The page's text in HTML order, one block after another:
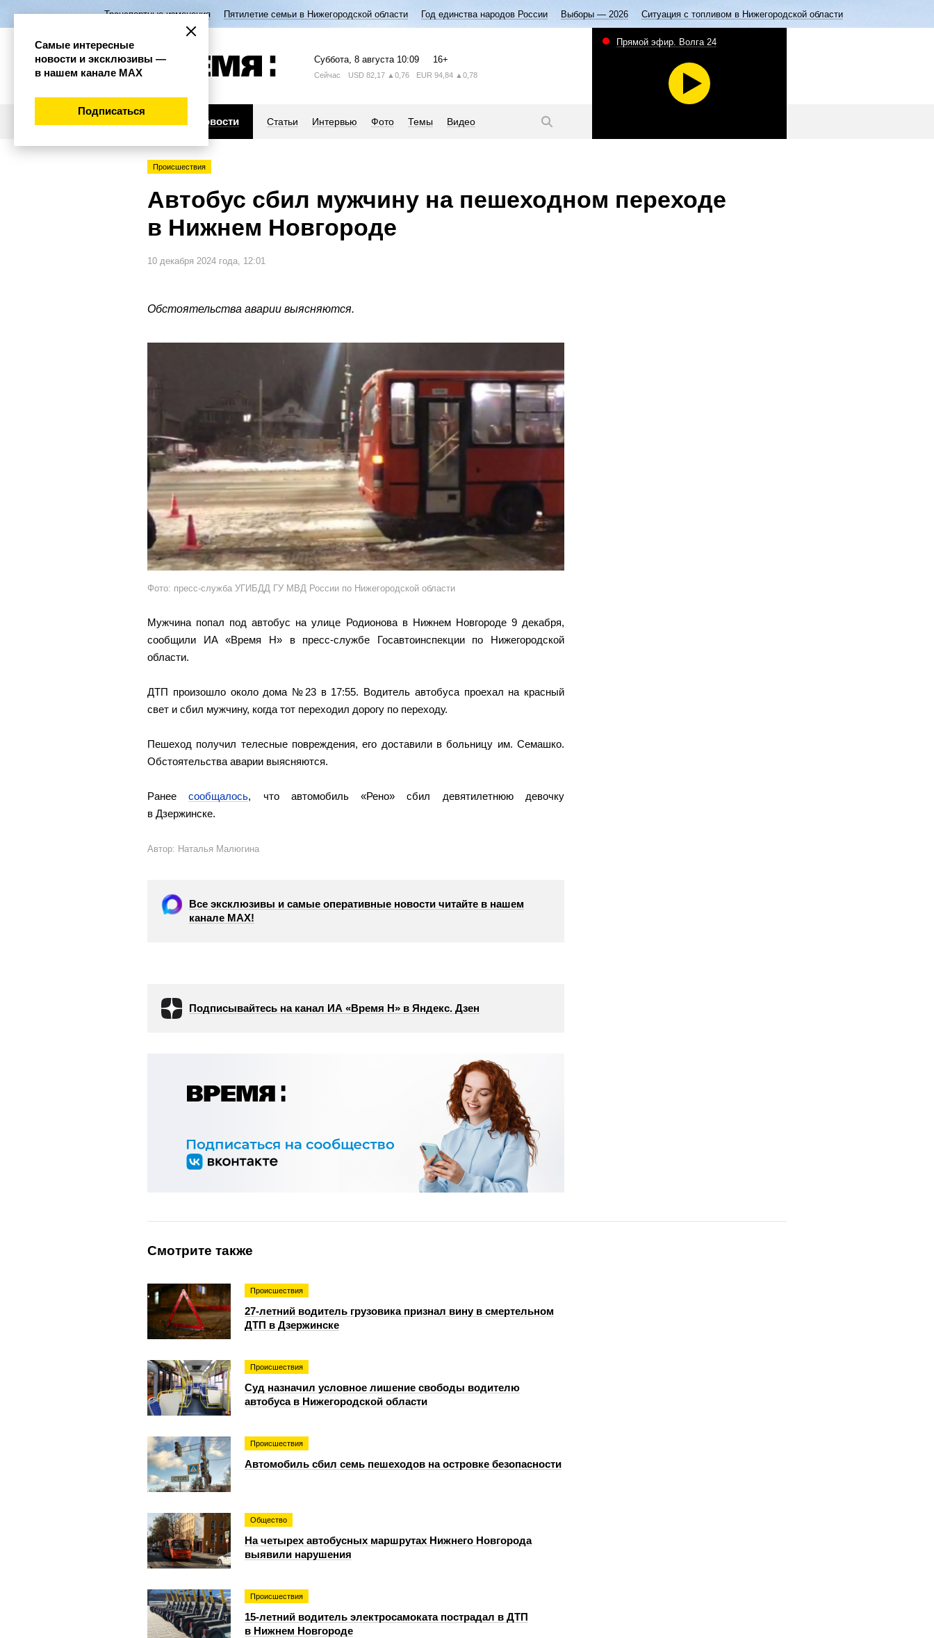
Транспортные изменения Пятилетие семьи в Нижегородской области Год единства народов России Выборы — 2026 Ситуация с топливом в Нижегородской области
Суббота, 8 августа 10:09 16+
Сейчас USD 82,17 ▲0,76 EUR 94,84 ▲0,78
Новости Статьи Интервью Фото Темы Видео
Прямой эфир. Волга 24
Происшествия
Автобус сбил мужчину на пешеходном переходе
в Нижнем Новгороде
10 декабря 2024 года, 12:01
Обстоятельства аварии выясняются.
Фото: пресс-служба УГИБДД ГУ МВД России по Нижегородской области
Мужчина попал под автобус на улице Родионова в Нижнем Новгороде 9 декабря,
сообщили ИА «Время Н» в пресс-службе Госавтоинспекции по Нижегородской
области.
ДТП произошло около дома №23 в 17:55. Водитель автобуса проехал на красный
свет и сбил мужчину, когда тот переходил дорогу по переходу.
Пешеход получил телесные повреждения, его доставили в больницу им. Семашко.
Обстоятельства аварии выясняются.
Ранеесообщалось, что автомобиль «Рено» сбил девятилетнюю девочку
в Дзержинске.
Автор: Наталья Малюгина
Все эксклюзивы и самые оперативные новости читайте в нашем
канале МАХ!
Подписывайтесь на канал ИА «Время Н» в Яндекс. Дзен
Смотрите также
Происшествия
27-летний водитель грузовика признал вину в смертельном
ДТП в Дзержинске
Происшествия
Суд назначил условное лишение свободы водителю
автобуса в Нижегородской области
Происшествия
Автомобиль сбил семь пешеходов на островке безопасности
Общество
На четырех автобусных маршрутах Нижнего Новгорода
выявили нарушения
Происшествия
15-летний водитель электросамоката пострадал в ДТП
в Нижнем Новгороде
Самые интересные
новости и эксклюзивы —
в нашем канале МАХ
Подписаться